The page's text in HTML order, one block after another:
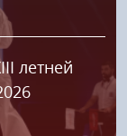
летней